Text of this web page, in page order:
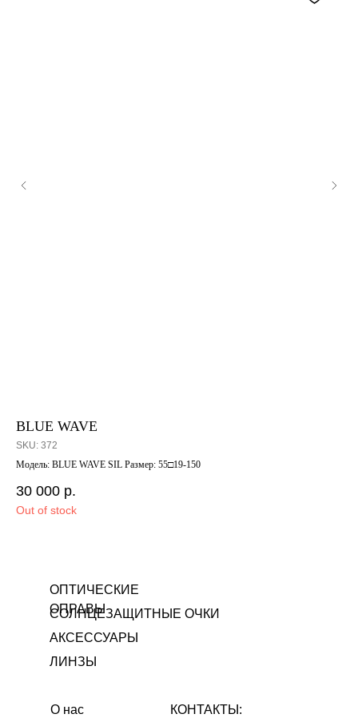
BLUE WAVE
SKU: 372
Модель: BLUE WAVE SIL Размер: 55□19-150
30 000 р.
Out of stock
ОПТИЧЕСКИЕ
ОПРАВЫ
СОЛНЦЕЗАЩИТНЫЕ ОЧКИ
О нас КОНТАКТЫ:
ЛИНЗЫ
АКСЕССУАРЫ